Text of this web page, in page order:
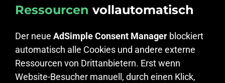
Ressourcen vollautomatisch
Der neue AdSimple Consent Manager blockiert
automatisch alle Cookies und andere externe
Ressourcen von Drittanbietern. Erst wenn
Website-Besucher manuell, durch einen Klick,